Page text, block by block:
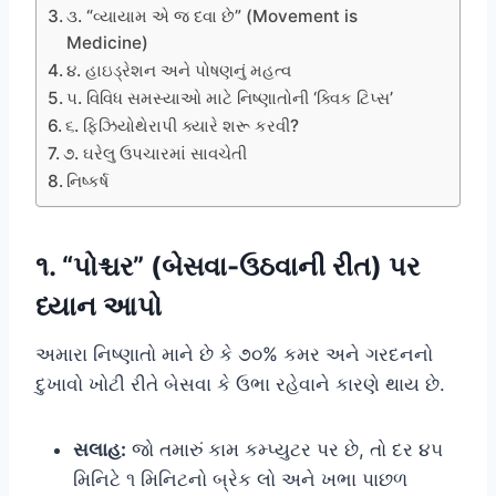
૩. “વ્યાયામ એ જ દવા છે” (Movement is
Medicine)
૪. હાઇડ્રેશન અને પોષણનું મહત્વ
૫. વિવિધ સમસ્યાઓ માટે નિષ્ણાતોની ‘ક્વિક ટિપ્સ’
૬. ફિઝિયોથેરાપી ક્યારે શરૂ કરવી?
૭. ઘરેલુ ઉપચારમાં સાવચેતી
નિષ્કર્ષ
૧. “પોશ્ચર” (બેસવા-ઉઠવાની રીત) પર
ધ્યાન આપો
અમારા નિષ્ણાતો માને છે કે ૭૦% કમર અને ગરદનનો
દુખાવો ખોટી રીતે બેસવા કે ઉભા રહેવાને કારણે થાય છે.
સલાહ: જો તમારું કામ કમ્પ્યુટર પર છે, તો દર ૪૫
મિનિટે ૧ મિનિટનો બ્રેક લો અને ખભા પાછળ